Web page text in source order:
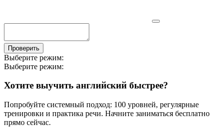
Проверить
Выберите режим:
Выберите режим:
Хотите выучить английский быстрее?
Попробуйте системный подход: 100 уровней, регулярные
тренировки и практика речи. Начните заниматься бесплатно
прямо сейчас.